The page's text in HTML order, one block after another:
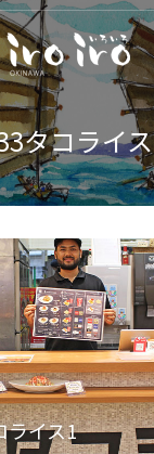
タコライス
ライス1